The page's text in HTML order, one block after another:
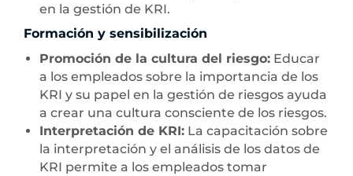
en la gestión de KRI.
Formación y sensibilización
Promoción de la cultura del riesgo: Educar
a los empleados sobre la importancia de los
KRI y su papel en la gestión de riesgos ayuda
a crear una cultura consciente de los riesgos.
Interpretación de KRI: La capacitación sobre
la interpretación y el análisis de los datos de
KRI permite a los empleados tomar